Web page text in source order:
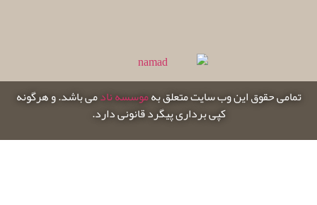
تمامی حقوق این وب سایت متعلق بهموسسه نادمی باشد. و هرگونه
کپی برداری پیگرد قانونی دارد.